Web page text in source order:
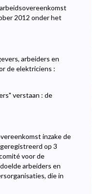
2012 onder het
arbeiders en
de elektriciens :
verstaan : de
inzake de
op 3
voor de
arbeiders en
die in